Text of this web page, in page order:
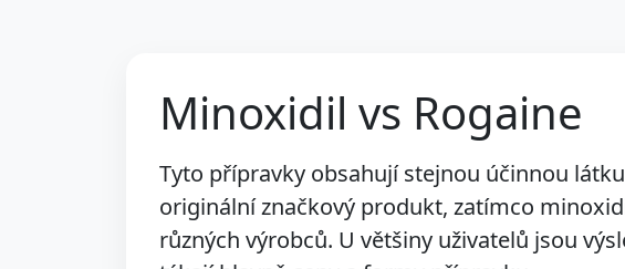
Minoxidil vs Rogaine
Tyto přípravky obsahují stejnou účinnou
originální značkový produkt, zatímco
různých výrobců. U většiny uživatelů jsou